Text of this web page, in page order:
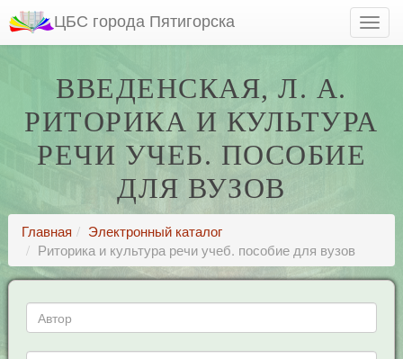
ЦБС города Пятигорска
ВВЕДЕНСКАЯ, Л. А.
РИТОРИКА И КУЛЬТУРА
РЕЧИ УЧЕБ. ПОСОБИЕ
ДЛЯ ВУЗОВ
Главная
Электронный каталог
Риторика и культура речи учеб. пособие для вузов